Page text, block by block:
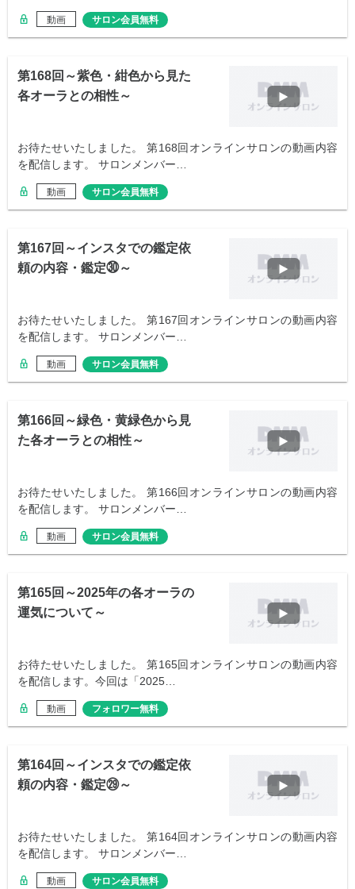
動画 サロン会員無料
第168回～紫色・紺色から見た
各オーラとの相性～
お待たせいたしました。 第168回オンラインサロンの動画内容
を配信します。 サロンメンバー…
動画 サロン会員無料
第167回～インスタでの鑑定依
頼の内容・鑑定㉚～
お待たせいたしました。 第167回オンラインサロンの動画内容
を配信します。 サロンメンバー…
動画 サロン会員無料
第166回～緑色・黄緑色から見
た各オーラとの相性～
お待たせいたしました。 第166回オンラインサロンの動画内容
を配信します。 サロンメンバー…
動画 サロン会員無料
第165回～2025年の各オーラの
運気について～
お待たせいたしました。 第165回オンラインサロンの動画内容
を配信します。今回は「2025…
動画 フォロワー無料
第164回～インスタでの鑑定依
頼の内容・鑑定㉙～
お待たせいたしました。 第164回オンラインサロンの動画内容
を配信します。 サロンメンバー…
動画 サロン会員無料